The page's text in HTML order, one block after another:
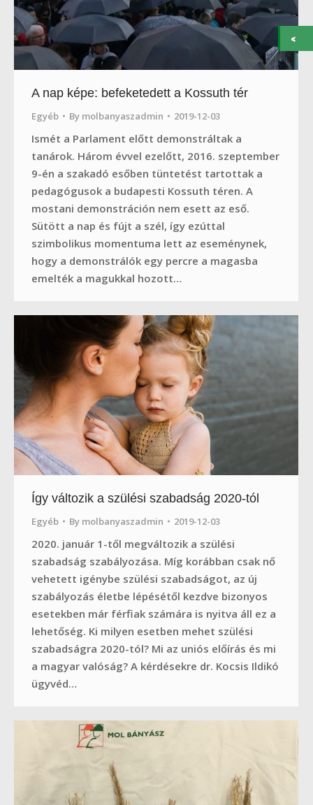
A nap képe: befeketedett a Kossuth tér
Egyéb By molbanyaszadmin 2019-12-03
Ismét a Parlament előtt demonstráltak a
tanárok. Három évvel ezelőtt, 2016. szeptember
9-én a szakadó esőben tüntetést tartottak a
pedagógusok a budapesti Kossuth téren. A
mostani demonstráción nem esett az eső.
Sütött a nap és fújt a szél, így ezúttal
szimbolikus momentuma lett az eseménynek,
hogy a demonstrálók egy percre a magasba
emelték a magukkal hozott…
Így változik a szülési szabadság 2020-tól
Egyéb By molbanyaszadmin 2019-12-03
2020. január 1-től megváltozik a szülési
szabadság szabályozása. Míg korábban csak nő
vehetett igénybe szülési szabadságot, az új
szabályozás életbe lépésétől kezdve bizonyos
esetekben már férfiak számára is nyitva áll ez a
lehetőség. Ki milyen esetben mehet szülési
szabadságra 2020-tól? Mi az uniós előírás és mi
a magyar valóság? A kérdésekre dr. Kocsis Ildikó
ügyvéd…